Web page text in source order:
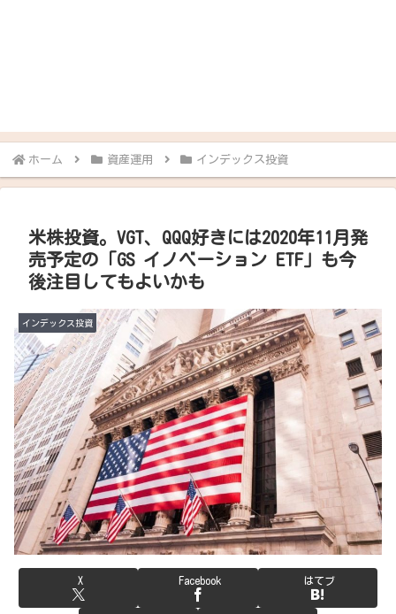
ホーム 資産運用 インデックス投資
米株投資。VGT、QQQ好きには2020年11月発
売予定の「GS イノベーション ETF」も今
後注目してもよいかも
インデックス投資
X Facebook はてブ